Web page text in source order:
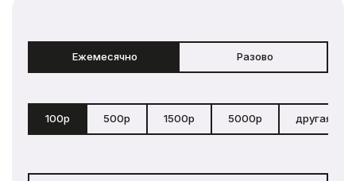
Ежемесячно Разово
100р 500р 1500р 5000р другая